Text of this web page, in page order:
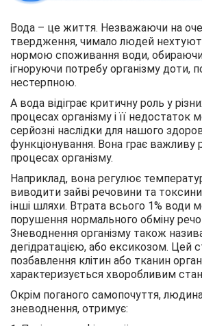
Вода – це життя. Незважаючи на
твердження, чимало людей
нормою споживання води, обираючи
ігноруючи потребу організму доти,
нестерпною.
А вода відіграє критичну роль у
процесах організму і її недостаток
серйозні наслідки для нашого
функціонування. Вона грає важливу
процесах організму.
Наприклад, вона регулює
виводити зайві речовини та
інші шляхи. Втрата всього 1% води
порушення нормального обміну
Зневоднення організму також
дегідратацією, або ексикозом. Цей
позбавлення клітин або тканин
характеризується хворобливим
Окрім поганого самопочуття,
зневоднення, отримує: